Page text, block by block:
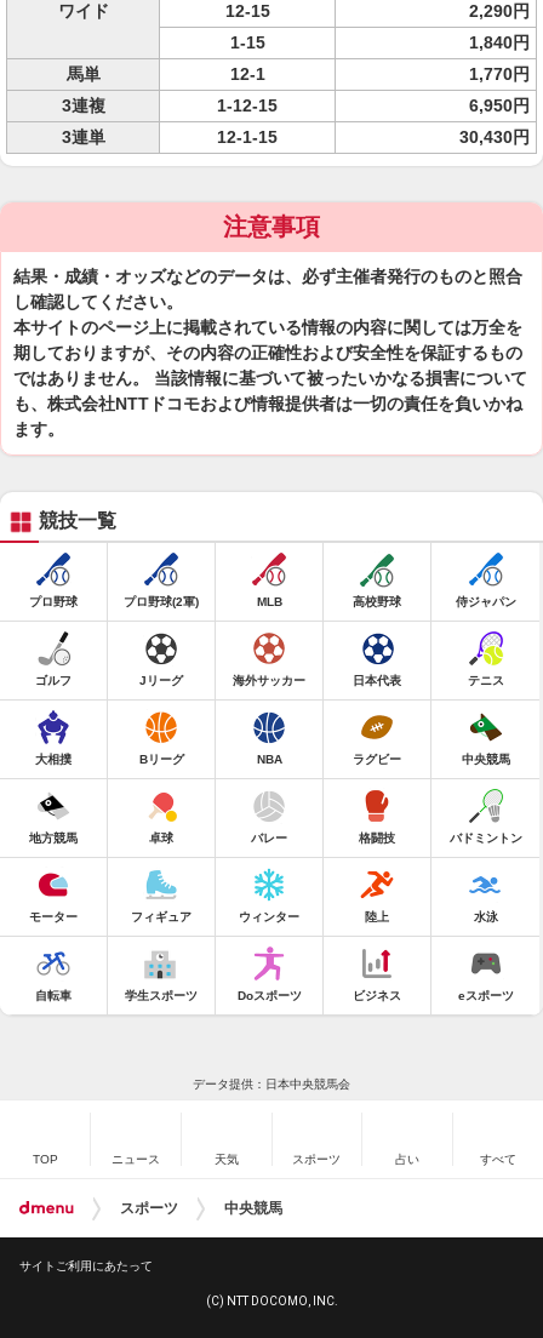
ワイド
12-15
2,290円
1-15
1,840円
馬単
12-1
1,770円
3連複
1-12-15
6,950円
3連単
12-1-15 30,430円
注意事項
結果・成績・オッズなどのデータは、必ず主催者発行のものと照合
し確認してください。
本サイトのページ上に掲載されている情報の内容に関しては万全を
期しておりますが、その内容の正確性および安全性を保証するもの
ではありません。 当該情報に基づいて被ったいかなる損害について
も、株式会社NTTドコモおよび情報提供者は一切の責任を負いかね
ます。
競技一覧
プロ野球 プロ野球(2軍) MLB 高校野球 侍ジャパン
ゴルフ Jリーグ 海外サッカー 日本代表 テニス
大相撲 Bリーグ NBA ラグビー 中央競馬
地方競馬 卓球 バレー 格闘技 バドミントン
モーター フィギュア ウィンター 陸上 水泳
自転車 学生スポーツ Doスポーツ ビジネス eスポーツ
データ提供：日本中央競馬会
TOP ニュース 天気 スポーツ 占い すべて
スポーツ 中央競馬
サイトご利用にあたって
(C) NTT DOCOMO, INC.